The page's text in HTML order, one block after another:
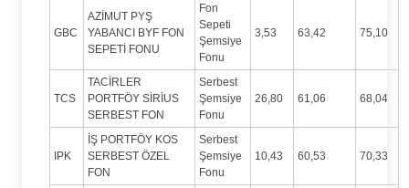
GBC
AZİMUT PYŞ
YABANCI BYF FON
SEPETİ FONU
Fon
Sepeti
Şemsiye
Fonu
3,53 63,42 75,10
TCS
TACİRLER
PORTFÖY SİRİUS
SERBEST FON
Serbest
Şemsiye
Fonu
26,80 61,06 68,04
IPK
İŞ PORTFÖY KOS
SERBEST ÖZEL
FON
Serbest
Şemsiye
Fonu
10,43 60,53 70,33